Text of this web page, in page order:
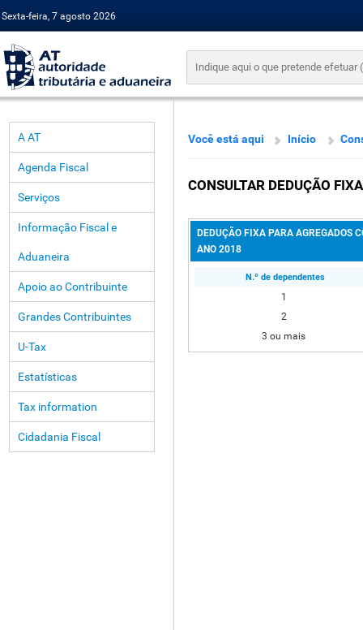
Sexta-feira, 7 agosto 2026
A AT
Agenda Fiscal
Serviços
Informação Fiscal e
Aduaneira
Apoio ao Contribuinte
Grandes Contribuintes
U-Tax
Estatísticas
Tax information
Cidadania Fiscal
Você está aqui Início
CONSULTAR DEDUÇÃO
DEDUÇÃO FIXA PARA AGREGADOS
ANO 2018
N.º de dependentes
1
2
3 ou mais